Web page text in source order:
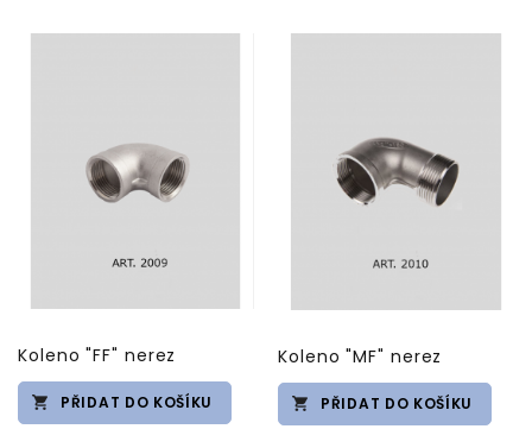
Koleno "FF" nerez
PŘIDAT DO KOŠÍKU
Koleno "MF" nerez
PŘIDAT DO KOŠÍKU